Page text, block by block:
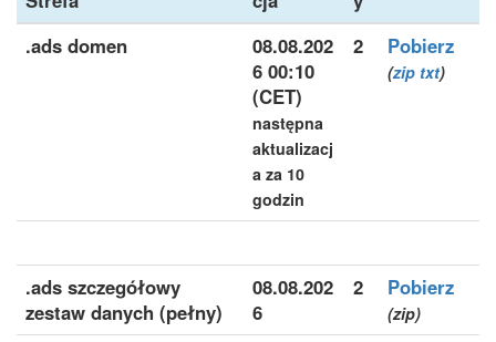
.ads domen
08.08.202
6 00:10
(CET)
następna
aktualizacj
a za 10
godzin
2 Pobierz
(zip txt)
.ads szczegółowy
zestaw danych (pełny)
08.08.202
6
2 Pobierz
(zip)